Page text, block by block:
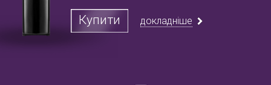
Купити докладніше